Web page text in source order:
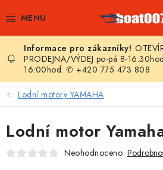
na
E-SHOP
AKČNÍ SLEVY
PRODEJNA/VÝDEJ po-pá 8-
16:00hod. ✆ +420 775 473 808
Lodní motory YAMAHA
Lodní motor
Neohodnoceno